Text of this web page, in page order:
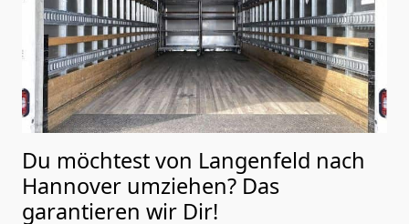
Du möchtest von Langenfeld nach
Hannover umziehen? Das
garantieren wir Dir!